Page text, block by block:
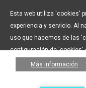
Esta web utiliza 'cookies'
experiencia y servicio. Al
uso que hacemos de las
configuración de 'cookies'
Más información